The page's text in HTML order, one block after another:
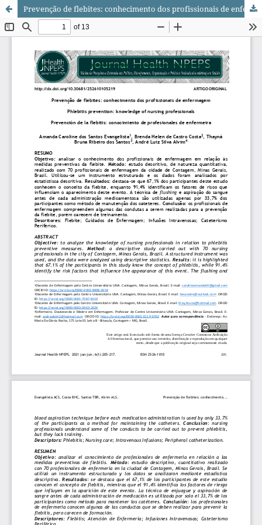
Prevenção de flebites: conhecimento dos profissionais de enfermagem/ Phlebitis prevention: knowledge of nursing professionals/ Prevención de la flebitis: conocimiento de profesionales de enfermeira